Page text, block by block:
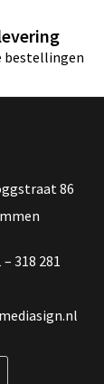
bestellingen
86
318 281